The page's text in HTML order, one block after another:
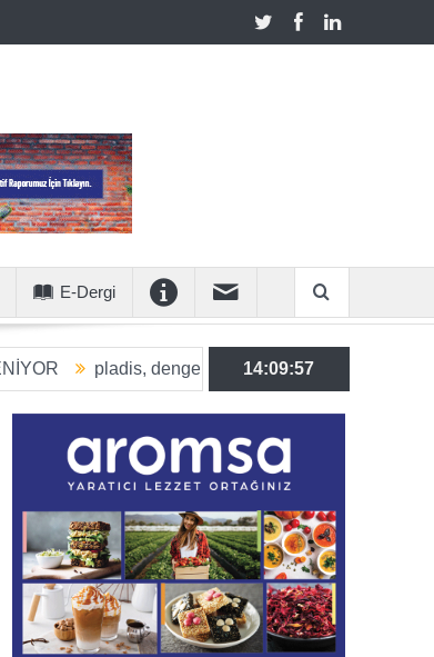
E-Dergi
pladis, dengeli beslenmeye katkı sunan ürün
14:09:58